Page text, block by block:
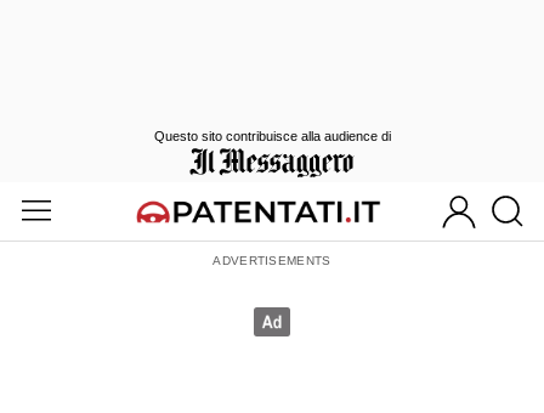
Questo sito contribuisce alla audience di